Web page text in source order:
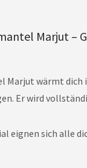
Marjut –
Marjut wärmt dich
Er wird
eignen sich alle